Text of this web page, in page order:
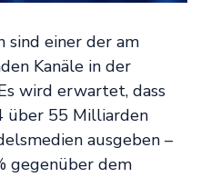
sind einer der am
Kanäle in der
wird erwartet, dass
über 55 Milliarden
ausgeben –
gegenüber dem